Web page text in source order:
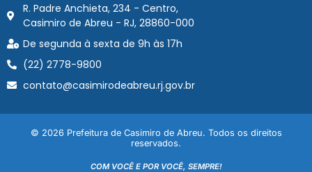
R. Padre Anchieta, 234 - Centro,
Casimiro de Abreu - RJ, 28860-000
De segunda à sexta de 9h às 17h
(22) 2778-9800
contato@casimirodeabreu.rj.gov.br
© 2026 Prefeitura de Casimiro de Abreu. Todos os direitos
reservados.
COM VOCÊ E POR VOCÊ, SEMPRE!